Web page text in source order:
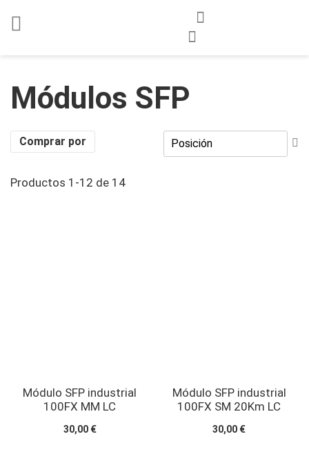
Módulos SFP
Comprar por
Productos 1 -12 de 14
Módulo SFP industrial
100FX MM LC
30,00 €
Módulo SFP industrial
100FX SM 20Km LC
30,00 €